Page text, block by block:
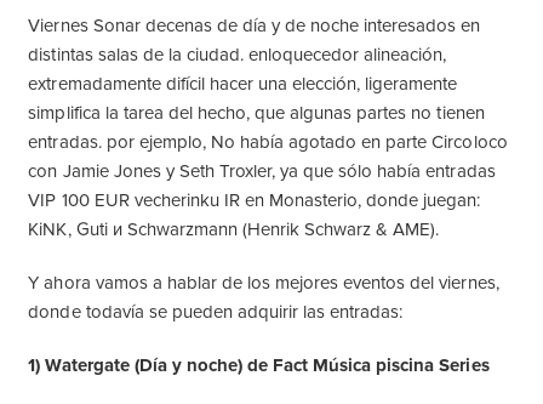
Viernes Sonar decenas de día y de noche interesados ​​en
distintas salas de la ciudad. enloquecedor alineación,
extremadamente difícil hacer una elección, ligeramente
simplifica la tarea del hecho, que algunas partes no tienen
entradas. por ejemplo, No había agotado en parte Circoloco
con Jamie Jones y Seth Troxler, ya que sólo había entradas
VIP 100 EUR vecherinku IR en Monasterio, donde juegan:
KiNK, Guti и Schwarzmann (Henrik Schwarz & AME).
Y ahora vamos a hablar de los mejores eventos del viernes,
donde todavía se pueden adquirir las entradas:
1) Watergate (Día y noche) de Fact Música piscina Series